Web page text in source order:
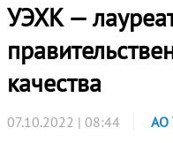
УЭХК —
качества
07.10.2022 | 08:44 АО